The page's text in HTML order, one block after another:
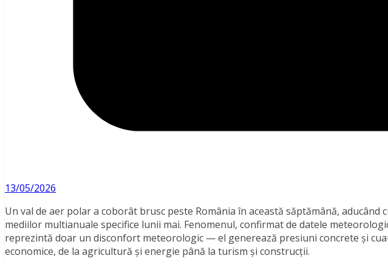
13/05/2026
Un val de aer polar a coborât brusc peste România în această săptămână,
mediilor multianuale specifice lunii mai. Fenomenul, confirmat de datele
reprezintă doar un disconfort meteorologic — el generează presiuni concrete și
economice, de la agricultură și energie până la turism și construcții.